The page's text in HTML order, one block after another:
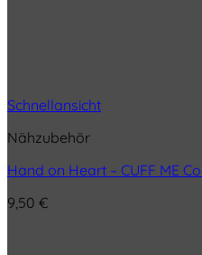
Schnellansicht
Nähzubehör
Hand on Heart – CUFF ME
9,50 €